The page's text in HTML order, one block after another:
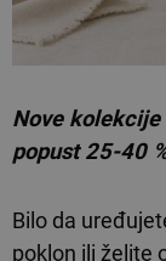
Nove
popust 25-40
Bilo da
poklon ili želite